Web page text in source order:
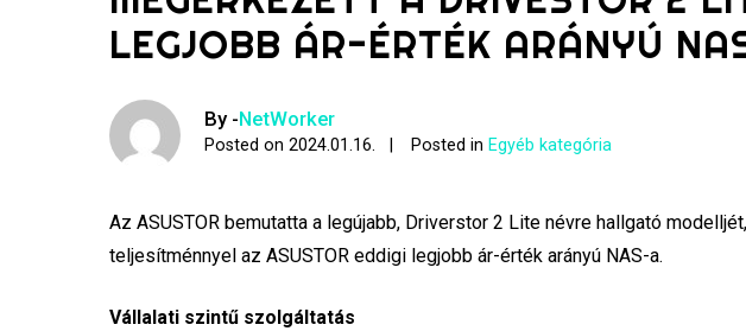
LEGJOBB ÁR-ÉRTÉK ARÁNYÚ
By -NetWorker
Posted on2024.01.16. Posted in Egyéb kategória
Az ASUSTOR bemutatta a legújabb, Driverstor 2 Lite névre hallgató
teljesítménnyel az ASUSTOR eddigi legjobb ár-érték arányú NAS-a.
Vállalati szintű szolgáltatás